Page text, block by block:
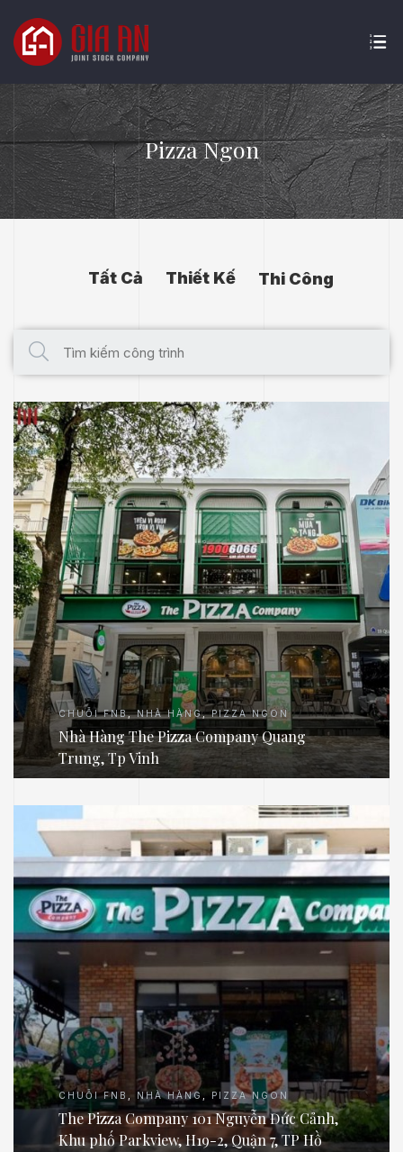
Pizza Ngon
Tất Cả Thiết Kế Thi Công
CHUỖI FNB,NHÀ HÀNG,PIZZA NGON
Nhà Hàng The Pizza Company Quang
Trung, Tp Vinh
CHUỖI FNB NHÀ HÀNG , PIZZA NGON
The Pizza Company 101 Nguyễn Đức Cảnh,
Khu phố Parkview, H19-2, Quận 7, TP Hồ